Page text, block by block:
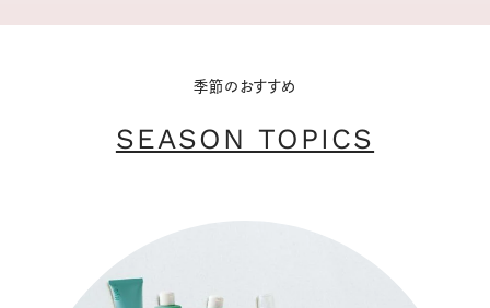
季節のおすすめ
SEASON TOPICS